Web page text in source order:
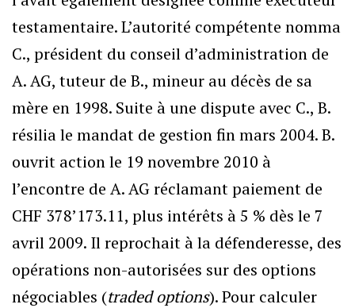
testamentaire. L’autorité compétente nomma
C., président du conseil d’administration de
A. AG, tuteur de B., mineur au décès de sa
mère en 1998. Suite à une dispute avec C., B.
résilia le mandat de gestion fin mars 2004. B.
ouvrit action le 19 novembre 2010 à
l’encontre de A. AG réclamant paiement de
CHF 378’173.11, plus intérêts à 5 % dès le 7
avril 2009. Il reprochait à la défenderesse, des
opérations non-autorisées sur des options
négociables (traded options). Pour calculer